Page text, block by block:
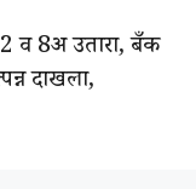
व 8अ उतारा, बँक
दाखला,